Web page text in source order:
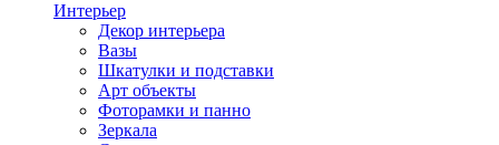
Интерьер
Декор интерьера
Вазы
Шкатулки и подставки
Арт объекты
Фоторамки и панно
Зеркала